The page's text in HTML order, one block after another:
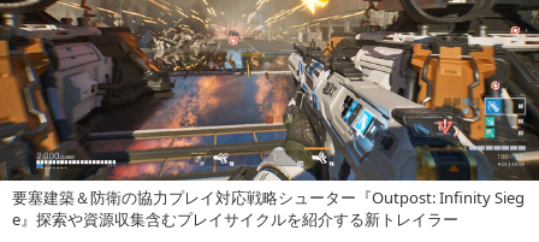
要塞建築＆防衛の協力プレイ対応戦略シューター『Outpost: Infinity Sieg
e』探索や資源収集含むプレイサイクルを紹介する新トレイラー